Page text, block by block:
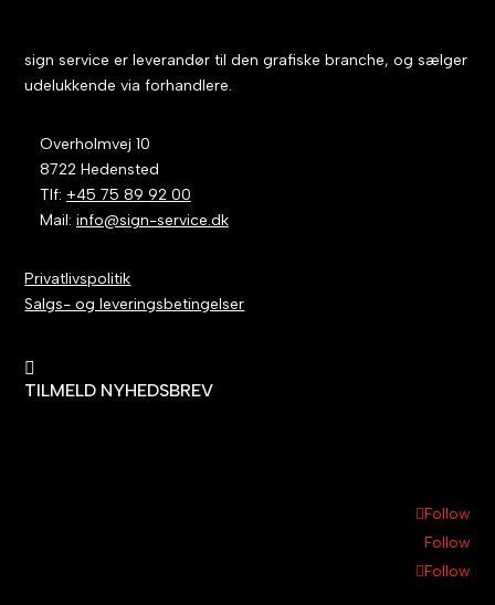
sign service er leverandør til den grafiske branche, og sælger
udelukkende via forhandlere.
Overholmvej 10
8722 Hedensted
Tlf: +45 75 89 92 00
Mail: info@sign-service.dk
Privatlivspolitik
Salgs- og leveringsbetingelser

TILMELD NYHEDSBREV
Follow
Follow
Follow